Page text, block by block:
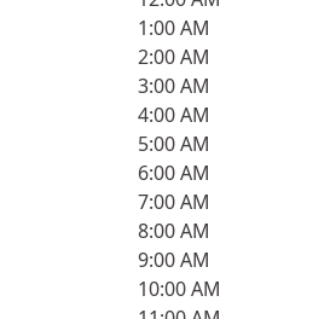
1:00 AM
2:00 AM
3:00 AM
4:00 AM
5:00 AM
6:00 AM
7:00 AM
8:00 AM
9:00 AM
10:00 AM